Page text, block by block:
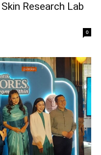
Research Lab
0